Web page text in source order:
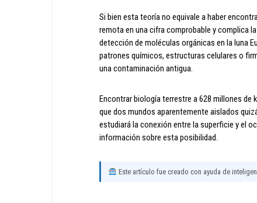
Si bien esta teoría no equivale a haber
remota en una cifra comprobable y complica
detección de moléculas orgánicas en la luna
patrones químicos, estructuras celulares o
una contaminación antigua.
Encontrar biología terrestre a 628 millones
que dos mundos aparentemente aislados
estudiará la conexión entre la superficie y el
información sobre esta posibilidad.
Este artículo fue creado con ayuda de